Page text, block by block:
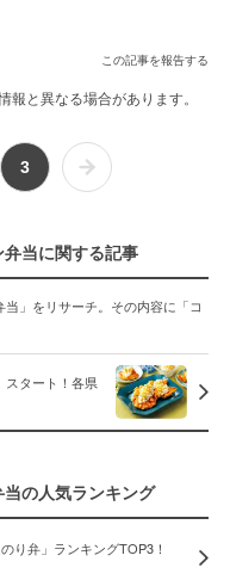
この記事を報告する
と異なる場合があります。
3
当に関する記事
」をリサーチ。その内容に「コ
スタート！各県
の人気ランキング
り弁」ランキングTOP3！